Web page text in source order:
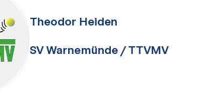
Theodor Heiden
SV Warnemünde/TTVMV